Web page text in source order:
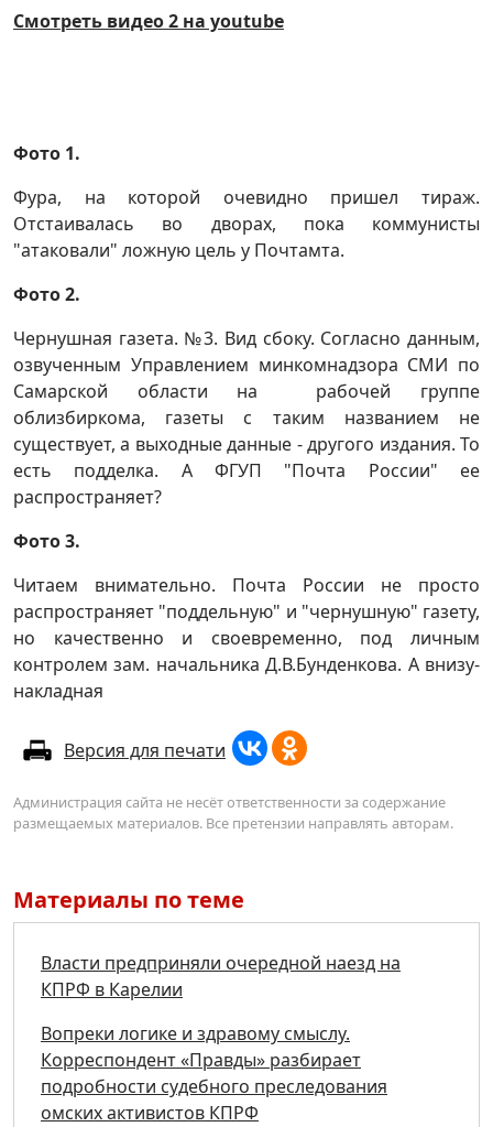
Смотреть видео 2 на youtube
Фото 1.
Фура, на которой очевидно пришел тираж.
Отстаивалась во дворах, пока коммунисты
"атаковали" ложную цель у Почтамта.
Фото 2.
Чернушная газета. №3. Вид сбоку. Согласно данным,
озвученным Управлением минкомнадзора СМИ по
Самарской области на рабочей группе
облизбиркома, газеты с таким названием не
существует, а выходные данные - другого издания. То
есть подделка. А ФГУП "Почта России" ее
распространяет?
Фото 3.
Читаем внимательно. Почта России не просто
распространяет "поддельную" и "чернушную" газету,
но качественно и своевременно, под личным
контролем зам. начальника Д.В.Бунденкова. А внизу-
накладная
Версия для печати
Администрация сайта не несёт ответственности за содержание
размещаемых материалов. Все претензии направлять авторам.
Материалы по теме
Власти предприняли очередной наезд на
КПРФ в Карелии
Вопреки логике и здравому смыслу.
Корреспондент «Правды» разбирает
подробности судебного преследования
омских активистов КПРФ